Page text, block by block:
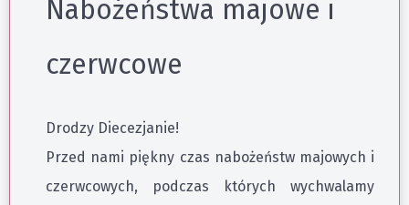
Nabożeństwa majowe i
czerwcowe
Drodzy Diecezjanie!
Przed nami piękny czas nabożeństw majowych i
czerwcowych, podczas których wychwalamy